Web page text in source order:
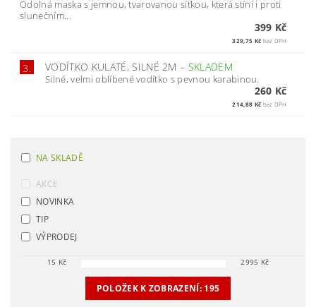
Odolná maska s jemnou, tvarovanou síťkou, která stíní i proti
slunečním...
399 Kč
329,75 Kč bez DPH
3. VODÍTKO KULATÉ, SILNÉ 2M– SKLADEM
Silné, velmi oblíbené vodítko s pevnou karabinou.
260 Kč
214,88 Kč bez DPH
NA SKLADĚ
AKCE
NOVINKA
TIP
VÝPRODEJ
15 Kč 2995 Kč
POLOŽEK K ZOBRAZENÍ: 195